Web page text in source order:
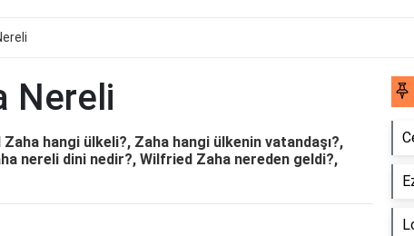
Nereli
hangi ülkeli?, Zaha hangi ülkenin vatandaşı?,
nereli dini nedir?, Wilfried Zaha nereden geldi?,